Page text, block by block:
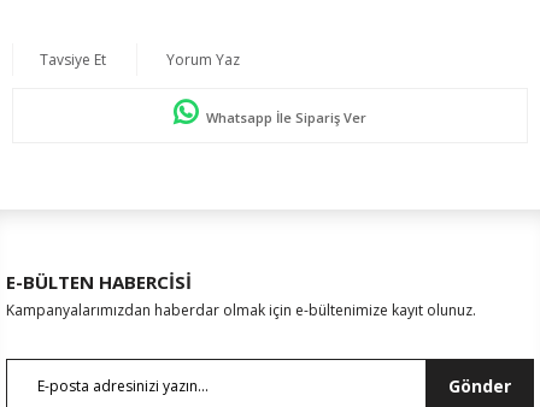
Tavsiye Et Yorum Yaz
Whatsapp İle Sipariş Ver
E-BÜLTEN HABERCİSİ
Kampanyalarımızdan haberdar olmak için e-bültenimize kayıt olunuz.
Gönder